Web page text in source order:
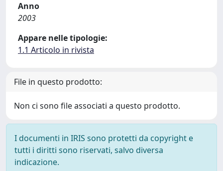
Anno
2003
Appare nelle tipologie:
1.1 Articolo in rivista
File in questo prodotto:
Non ci sono file associati a questo prodotto.
I documenti in IRIS sono protetti da copyright e
tutti i diritti sono riservati, salvo diversa
indicazione.